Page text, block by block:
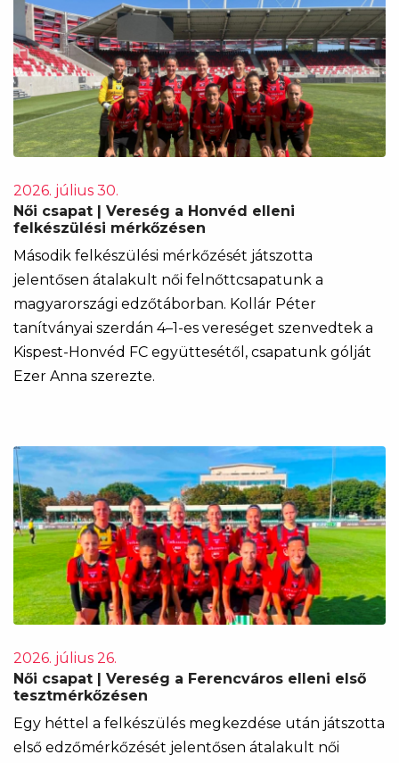
2026. július 30.
Női csapat | Vereség a Honvéd elleni
felkészülési mérkőzésen
Második felkészülési mérkőzését játszotta
jelentősen átalakult női felnőttcsapatunk a
magyarországi edzőtáborban. Kollár Péter
tanítványai szerdán 4–1-es vereséget szenvedtek a
Kispest-Honvéd FC együttesétől, csapatunk gólját
Ezer Anna szerezte.
2026. július 26.
Női csapat | Vereség a Ferencváros elleni első
tesztmérkőzésen
Egy héttel a felkészülés megkezdése után játszotta
első edzőmérkőzését jelentősen átalakult női